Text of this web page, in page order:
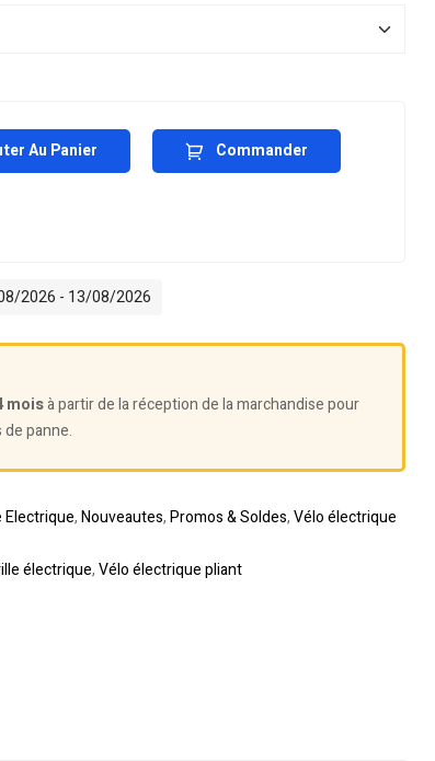
Au Panier Commander
2026 - 13/08/2026
moisà partir de la réception de la marchandise pour
panne.
,Nouveautes,Promos & Soldes,Vélo électrique
électrique,Vélo électrique pliant